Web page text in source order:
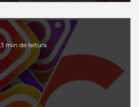
3 min de leitura